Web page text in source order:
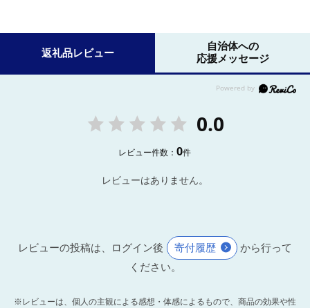
返礼品レビュー
自治体への
応援メッセージ
0.0
レビュー件数：0件
レビューはありません。
レビューの投稿は、ログイン後 寄付履歴
から行って
ください。
※レビューは、個人の主観による感想・体感によるもので、商品の効果や性